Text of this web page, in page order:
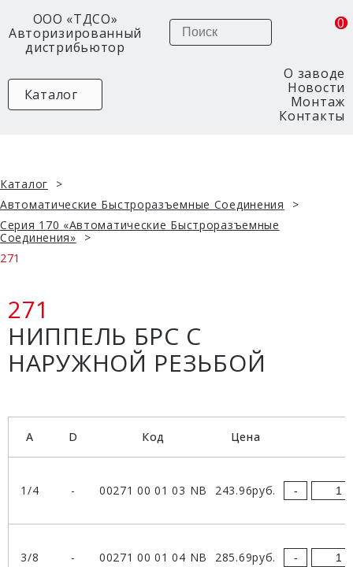
ООО «ТДСО»
Авторизированный
дистрибьютор
Каталог
О заводе
Новости
Монтаж
Контакты
Поиск 0
0
Каталог
Автоматические Быстроразъемные Соединения
Серия 170 «Автоматические Быстроразъемные
Соединения»
271
271
НИППЕЛЬ БРС С
НАРУЖНОЙ РЕЗЬБОЙ
A D Код Цена
1/4 - 00271 00 01 03 NB 243.96руб. -
3/8 - 00271 00 01 04 NB 285.69руб. -